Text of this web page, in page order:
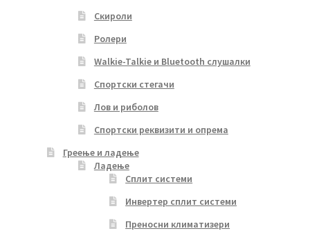
Скироли
Ролери
Walkie-Talkie и Bluetooth слушалки
Спортски стегачи
Лов и риболов
Спортски реквизити и опрема
Греење и ладење
Ладење
Сплит системи
Инвертер сплит системи
Преносни климатизери